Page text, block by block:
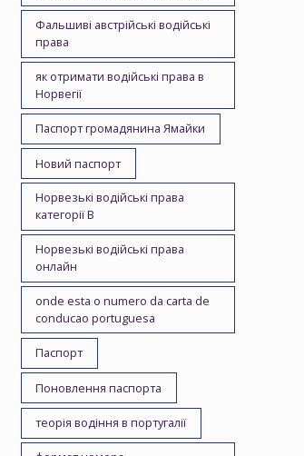
Фальшиві австрійські водійські
права
як отримати водійські права в
Норвегії
Паспорт громадянина Ямайки
Новий паспорт
Норвезькі водійські права
категорії B
Норвезькі водійські права
онлайн
onde esta o numero da carta de
conducao portuguesa
Паспорт
Поновлення паспорта
теорія водіння в португалії